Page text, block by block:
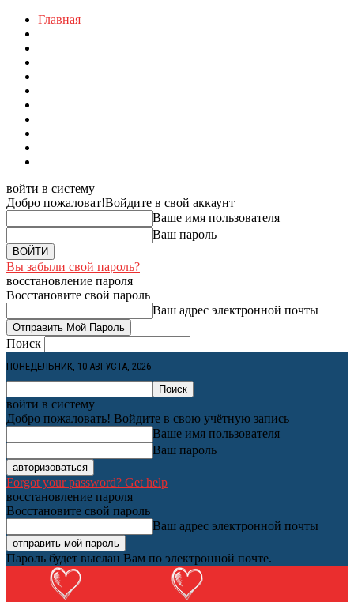
Главная
войти в систему
Добро пожаловат!Войдите в свой аккаунт
Ваше имя пользователя
Ваш пароль
Вы забыли свой пароль?
восстановление пароля
Восстановите свой пароль
Ваш адрес электронной почты
Поиск
ПОНЕДЕЛЬНИК, 10 АВГУСТА, 2026
войти в систему
Добро пожаловать! Войдите в свою учётную запись
Ваше имя пользователя
Ваш пароль
Forgot your password? Get help
восстановление пароля
Восстановите свой пароль
Ваш адрес электронной почты
Пароль будет выслан Вам по электронной почте.